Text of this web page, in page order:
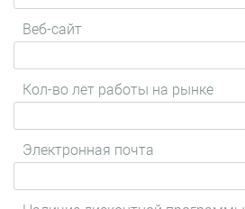
Веб-сайт
Кол-во лет работы на рынке
Электронная почта